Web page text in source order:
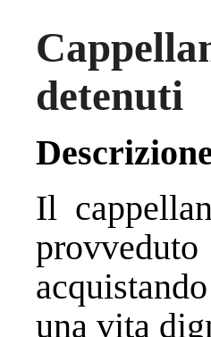
detenuti
Il
una vita